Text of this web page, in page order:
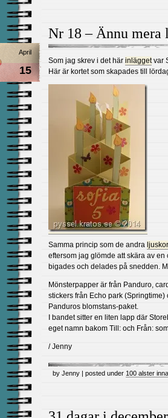
Nr 18 – Ännu mera
April
15
Som jag skrev i det här inläggetvar
Här är kortet som skapades till
Samma princip som de andra
eftersom jag glömde att skära av
bigades och delades på snedden.
Mönsterpapper är från Panduro,
stickers från Echo park
Panduros blomstans-paket.
I bandet sitter en liten lapp där
eget namn bakom Till: och Från:
/ Jenny
by Jenny | posted under 100 alster